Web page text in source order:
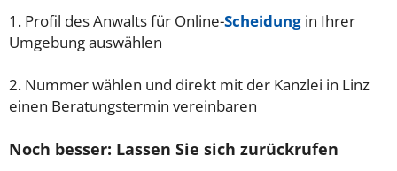
1. Profil des Anwalts für Online-Scheidung in Ihrer
Umgebung auswählen
2. Nummer wählen und direkt mit der Kanzlei in Linz
einen Beratungstermin vereinbaren
Noch besser: Lassen Sie sich zurückrufen